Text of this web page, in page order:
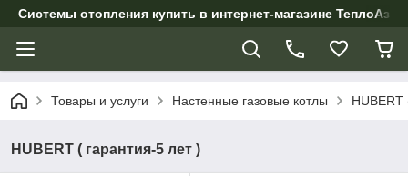
Системы отопления купить в интернет-магазине ТеплоАзии
Товары и услуги Настенные газовые котлы HUBERT
HUBERT ( гарантия-5 лет )